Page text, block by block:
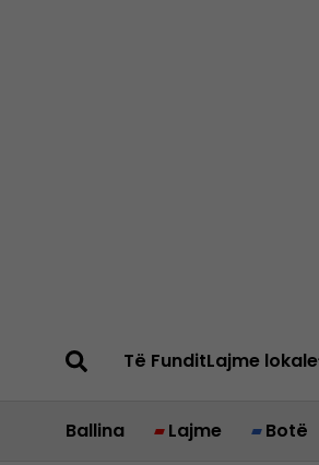
Të FunditLajme lokale
Ballina Lajme Botë